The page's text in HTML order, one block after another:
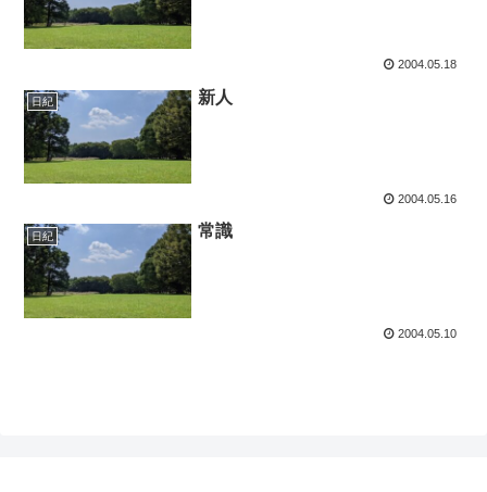
2004.05.18
日紀 新人
2004.05.16
日紀 常識
2004.05.10